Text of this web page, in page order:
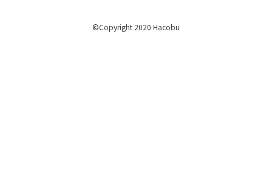
©Copyright 2020 Hacobu